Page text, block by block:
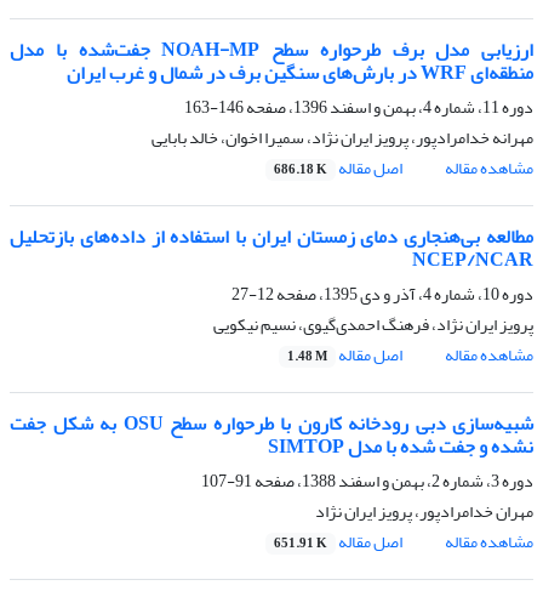
ارزیابی مدل برف طرحواره سطح NOAH-MP جفت‌شده با مدل
منطقه‌ای WRF در بارش‌های سنگین برف در شمال و غرب ایران
دوره 11، شماره 4، بهمن و اسفند 1396، صفحه
146-163
مهرانه خدامرادپور، پرویز ایران نژاد، سمیرا اخوان، خالد بابایی
مشاهده مقاله
اصل مقاله 686.18 K
مطالعه بی‌هنجاری‌ دمای زمستان ایران با استفاده از داده‌های بازتحلیل
NCEP/NCAR
دوره 10، شماره 4، آذر و دی 1395، صفحه
12-27
پرویز ایران نژاد، فرهنگ احمدی‌گیوی، نسیم نیکویی
مشاهده مقاله
اصل مقاله 1.48 M
شبیه‌‌سازی دبی رودخانه کارون با طرحواره سطح OSU به شکل جفت
نشده و جفت شده با مدل SIMTOP
دوره 3، شماره 2، بهمن و اسفند 1388، صفحه
91-107
مهران خدامرادپور، پرویز ایران نژاد
مشاهده مقاله
اصل مقاله 651.91 K